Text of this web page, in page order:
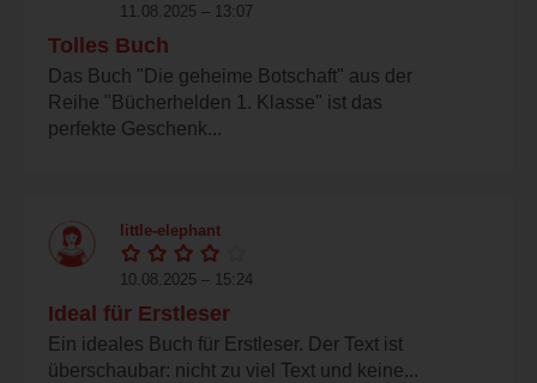
11.08.2025 – 13:07
Tolles Buch
Das Buch "Die geheime Botschaft" aus der
Reihe "Bücherhelden 1. Klasse" ist das
perfekte Geschenk...
little-elephant
10.08.2025 – 15:24
Ideal für Erstleser
Ein ideales Buch für Erstleser. Der Text ist
überschaubar: nicht zu viel Text und keine...